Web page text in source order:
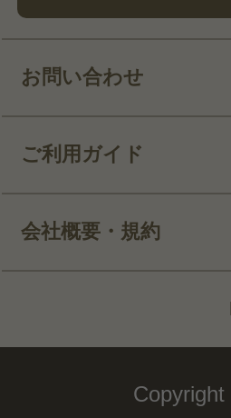
お問い合わせ
ご利用ガイド
会社概要・規約